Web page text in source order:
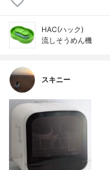
HAC(ハック)
流しそうめん機
スキニー